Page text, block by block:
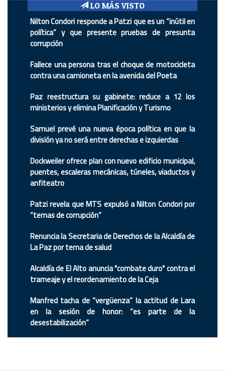
LO MÁS VISTO
Nilton Condori responde a Patzi que es un “inútil en
política” y que presente pruebas de presunta
corrupción
Fallece una persona tras el choque de motocicleta
contra una camioneta en la avenida del Poeta
Paz reestructura su gabinete: reduce a 12 los
ministerios y elimina Planificación y Turismo
Samuel prevé una nueva época política en que la
división ya no será entre derechas e izquierdas
Dockweiler ofrece plan con nuevo edificio municipal,
puentes, escaleras mecánicas, túneles, viaductos y
anfiteatro
Patzi revela que MTS expulsó a Nilton Condori por
“temas de corrupción”
Renuncia la Secretaria de Derechos de la Alcaldía de
La Paz por tema de salud
Alcaldía de El Alto anuncia "combate duro" contra el
trameaje y el reordenamiento de la Ceja
Manfred tacha de “vergüenza” la actitud de Lara
en la sesión de honor: “es parte de la
desestabilización”